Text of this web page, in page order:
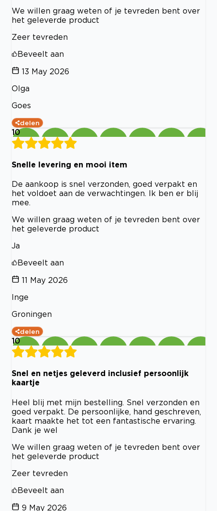
We willen graag weten of je tevreden bent over
het geleverde product
Zeer tevreden
Beveelt aan
13 May 2026
Olga
Goes
delen
10
Snelle levering en mooi item
De aankoop is snel verzonden, goed verpakt en
het voldoet aan de verwachtingen. Ik ben er blij
mee.
We willen graag weten of je tevreden bent over
het geleverde product
Ja
Beveelt aan
11 May 2026
Inge
Groningen
delen
10
Snel en netjes geleverd inclusief persoonlijk
kaartje
Heel blij met mijn bestelling. Snel verzonden en
goed verpakt. De persoonlijke, hand geschreven,
kaart maakte het tot een fantastische ervaring.
Dank je wel
We willen graag weten of je tevreden bent over
het geleverde product
Zeer tevreden
Beveelt aan
9 May 2026